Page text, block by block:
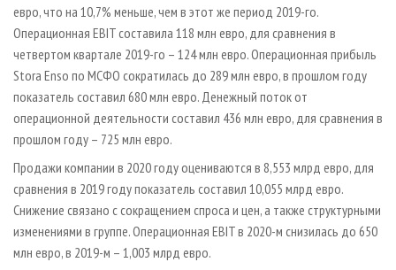
БИОЭНЕРГЕТИКА
ЦБП
ИНСТРУМЕНТ И МАТЕРИАЛЫ
RUSSIAN FORESTRY REVIEW
ГАЗЕТА ЛЕСПРОМФОРУМ
БИБЛИОТЕКА СПЕЦИАЛИСТА
евро, что на 10,7% меньше, чем в этот же период 2019-го.
Операционная EBIT составила 118 млн евро, для сравнения в
четвертом квартале 2019-го – 124 млн евро. Операционная прибыль
Stora Enso по МСФО сократилась до 289 млн евро, в прошлом году
показатель составил 680 млн евро. Денежный поток от
операционной деятельности составил 436 млн евро, для сравнения в
прошлом году – 725 млн евро.
Продажи компании в 2020 году оцениваются в 8,553 млрд евро, для
сравнения в 2019 году показатель составил 10,055 млрд евро.
Снижение связано с сокращением спроса и цен, а также структурными
изменениями в группе. Операционная EBIT в 2020-м снизилась до 650
млн евро, в 2019-м – 1,003 млрд евро.